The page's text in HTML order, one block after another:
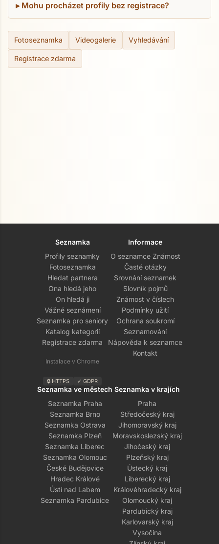
Mohu procházet profily bez registrace?
Fotoseznamka Videogalerie Vyhledávání
Registrace zdarma
Seznamka
Profily seznamky
Fotoseznamka
Hledat partnera
Ona hledá jeho
On hledá ji
Vážné seznámení
Seznamka pro seniory
Katalog kategorií
Registrace zdarma
Instalace v Chrome
🔒 HTTPS ✓ GDPR
Informace
O seznamce Známost
Časté otázky
Srovnání seznamek
Slovník pojmů
Známost v číslech
Podmínky užití
Ochrana soukromí
Seznamování
Nápověda k seznamce
Kontakt
Seznamka ve městech
Seznamka Praha
Seznamka Brno
Seznamka Ostrava
Seznamka Plzeň
Seznamka Liberec
Seznamka Olomouc
České Budějovice
Hradec Králové
Ústí nad Labem
Seznamka Pardubice
Seznamka v krajích
Praha
Středočeský kraj
Jihomoravský kraj
Moravskoslezský kraj
Jihočeský kraj
Plzeňský kraj
Ústecký kraj
Liberecký kraj
Královéhradecký kraj
Olomoucký kraj
Pardubický kraj
Karlovarský kraj
Vysočina